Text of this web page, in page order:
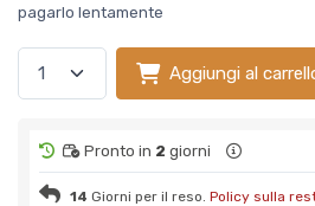
pagarlo lentamente
Aggiungi al
Pronto in 2 giorni
14 Giorni per il reso. Policy sulla